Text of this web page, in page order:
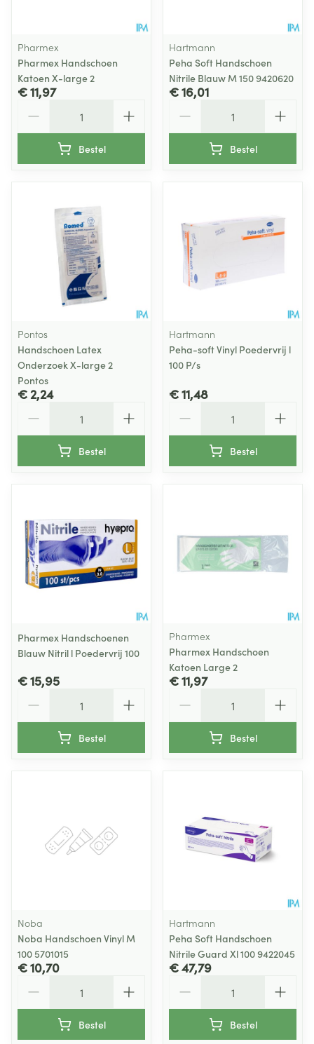
Pharmex
Pharmex Handschoen
Katoen X-large 2
€ 11,97
Bestel
Hartmann
Peha Soft Handschoen
Nitrile Blauw M 150 9420620
€ 16,01
Bestel
Pontos
Handschoen Latex
Onderzoek X-large 2
Pontos
€ 2,24
Bestel
Hartmann
Peha-soft Vinyl Poedervrij l
100 P/s
€ 11,48
Bestel
Pharmex Handschoenen
Blauw Nitril l Poedervrij 100
€ 15,95
Bestel
Pharmex
Pharmex Handschoen
Katoen Large 2
€ 11,97
Bestel
Noba
Noba Handschoen Vinyl M
100 5701015
€ 10,70
Bestel
Hartmann
Peha Soft Handschoen
Nitrile Guard Xl 100 9422045
€ 47,79
Bestel